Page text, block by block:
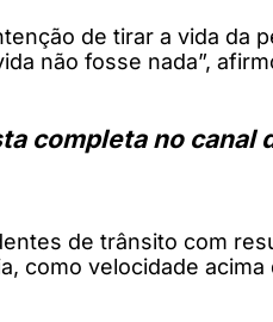
de tirar a vida da
não fosse nada”,
completa no canal
de trânsito com
como velocidade